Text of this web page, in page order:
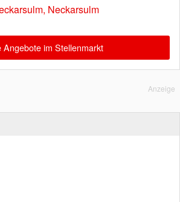
Neckarsulm
Angebote im Stellenmarkt
Anzeige